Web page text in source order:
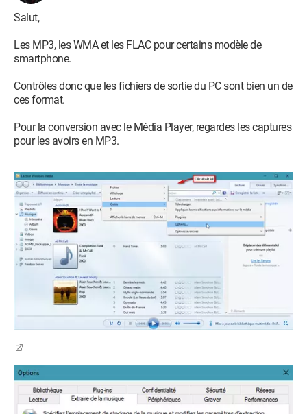
Salut,
Les MP3, les WMA et les FLAC pour certains modèle de
smartphone.
Contrôles donc que les fichiers de sortie du PC sont bien un de
ces format.
Pour la conversion avec le Média Player, regardes les captures
pour les avoirs en MP3.